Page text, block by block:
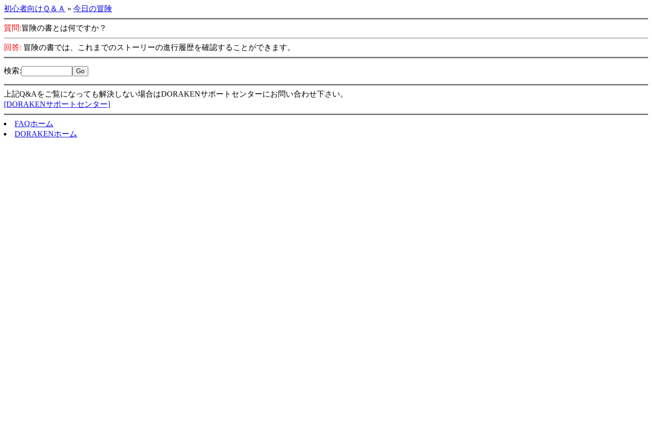
初心者向けＱ＆Ａ » 今日の冒険
質問:冒険の書とは何ですか？
回答: 冒険の書では、これまでのストーリーの進行履歴を確認することができます。
検索:
上記Q&Aをご覧になっても解決しない場合はDORAKENサポートセンターにお問い合わせ下さい。
[DORAKENサポートセンター]
FAQホーム
DORAKENホーム